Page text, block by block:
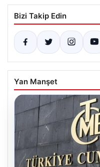
Bizi Takip Edin
Yan Manşet